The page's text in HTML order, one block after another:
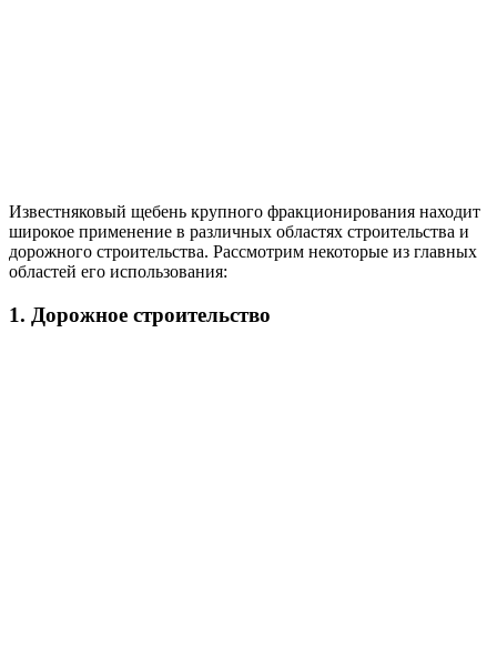
Известняковый щебень крупного фракционирования находит
широкое применение в различных областях строительства и
дорожного строительства. Рассмотрим некоторые из главных
областей его использования:
1. Дорожное строительство